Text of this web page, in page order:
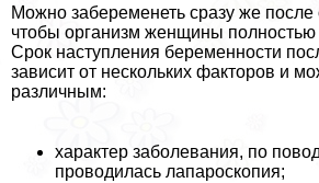
Можно забеременеть сразу же
чтобы организм женщины полностью
Срок наступления беременности
зависит от нескольких факторов и
различным:
хаpaктер заболевания, по
проводилась лапароскопия;